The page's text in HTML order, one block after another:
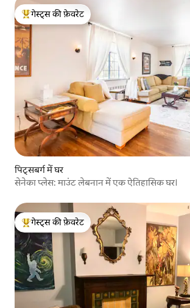
गेस्ट्स का टॉप फ़ेवरेट
गेस्ट्स की फ़ेवरेट
पिट्सबर्ग में घर
सेनेका प्लेस: माउंट लेबनान में एक ऐतिहासिक घर।
गेस्ट्स का टॉप फ़ेवरेट
गेस्ट्स की फ़ेवरेट